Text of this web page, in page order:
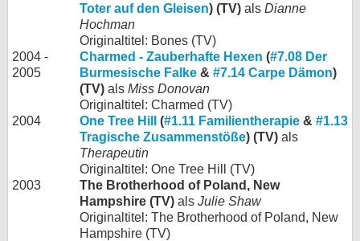
Toter auf den Gleisen) (TV) als Dianne
Hochman
Originaltitel: Bones (TV)
2004 -
2005
Charmed - Zauberhafte Hexen (#7.08 Der
Burmesische Falke & #7.14 Carpe Dämon)
(TV) als Miss Donovan
Originaltitel: Charmed (TV)
2004
One Tree Hill (#1.11 Familientherapie & #1.13
Tragische Zusammenstöße) (TV) als
Therapeutin
Originaltitel: One Tree Hill (TV)
2003
The Brotherhood of Poland, New
Hampshire (TV) als Julie Shaw
Originaltitel: The Brotherhood of Poland, New
Hampshire (TV)